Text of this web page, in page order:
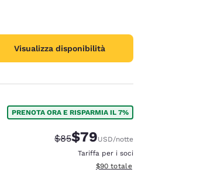
Visualizza disponibilità
PRENOTA ORA E RISPARMIA IL 7%
Tariffa di barratura:
$85Tariffa scontata:
$79USD/notte
Tariffa per i soci
Visualizza i dettagli totali
$90 totale